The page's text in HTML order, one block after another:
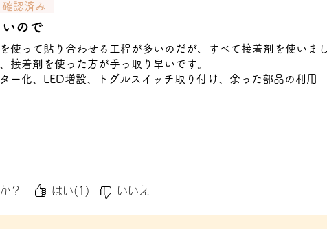
されています。
確認済み
ので
使って貼り合わせる工程が多いのだが、すべて接着剤を使いま
接着剤を使った方が手っ取り早いです。
ー化、LED増設、トグルスイッチ取り付け、余った部品の利用
？ はい(1) いいえ